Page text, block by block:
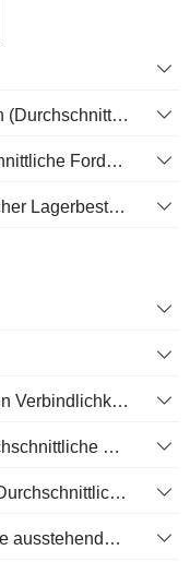
Umschlag von Anlagevermögen (Durchschnittliches Anlagevermögen)
Forderungsumschlag (Durchschnittliche Forderungen)
Lagerumschlag (Durchschnittlicher Lagerbestand)
Betriebscashflow zu kurzfristigen Verbindlichkeiten
Tage Verkauf Ausstehend (Durchschnittliche Forderungen)
Durchschnittliche Lagerdauer (Durchschnittlicher Lagerbestand)
Durchschnittliche Fälligkeitstage ausstehender Zahlungen